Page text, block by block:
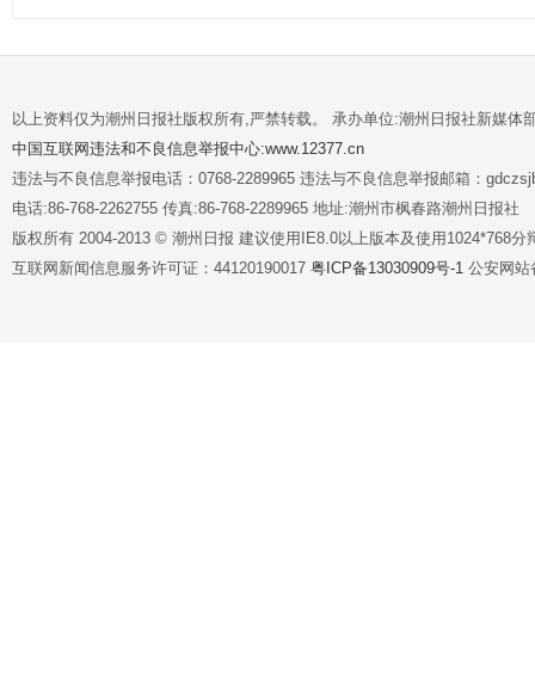
以上资料仅为潮州日报社版权所有,严禁转载。 承办单位:潮州日报社新媒体
中国互联网违法和不良信息举报中心:www.12377.cn
违法与不良信息举报电话：0768-2289965 违法与不良信息举报邮箱：
电话:86-768-2262755 传真:86-768-2289965 地址:潮州市枫春路潮州日报社
版权所有 2004-2013 © 潮州日报 建议使用IE8.0以上版本及使用1024*768分
互联网新闻信息服务许可证：44120190017 粤ICP备13030909号-1 公安网站